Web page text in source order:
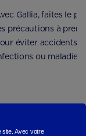
Gallia, faites le
précautions à
éviter accidents,
ou maladies
site.Avec votre